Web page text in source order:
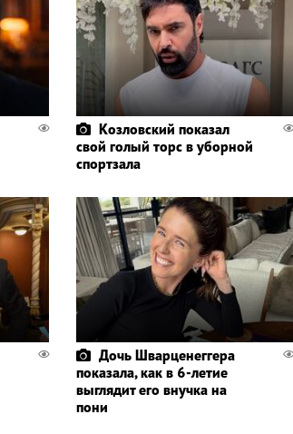
Козловский показал
свой голый торс в уборной
спортзала
Дочь Шварценеггера
показала, как в 6-летие
выглядит его внучка на
пони